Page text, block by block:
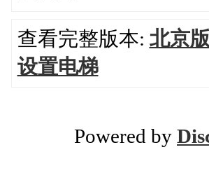
查看完整版本: 北京
设置电梯
Powered by